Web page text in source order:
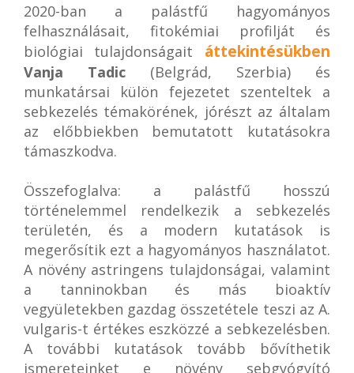
2020-ban a palástfű hagyományos
felhasználásait, fitokémiai profilját és
biológiai tulajdonságait áttekintésükben
Vanja Tadic (Belgrád, Szerbia) és
munkatársai külön fejezetet szenteltek a
sebkezelés témakörének, jórészt az általam
az előbbiekben bemutatott kutatásokra
támaszkodva.
Összefoglalva: a palástfű hosszú
történelemmel rendelkezik a sebkezelés
területén, és a modern kutatások is
megerősítik ezt a hagyományos használatot.
A növény astringens tulajdonságai, valamint
a tanninokban és más bioaktív
vegyületekben gazdag összetétele teszi az A.
vulgaris-t értékes eszközzé a sebkezelésben.
A további kutatások tovább bővíthetik
ismereteinket e növény sebgyógyító